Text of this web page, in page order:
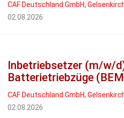
CAF Deutschland GmbH,
02.08.2026
Inbetriebsetzer (m/w/
Batterietriebzüge
CAF Deutschland GmbH,
02.08.2026